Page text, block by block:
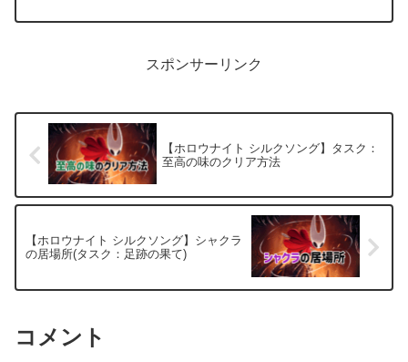
スポンサーリンク
【ホロウナイト シルクソング】タスク：
至高の味のクリア方法
【ホロウナイト シルクソング】シャクラ
の居場所(タスク：足跡の果て)
コメント